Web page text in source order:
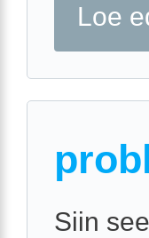
Loe
Siin